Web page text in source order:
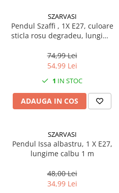
SZARVASI
Pendul Szaffi , 1X E27, culoare
sticla rosu degradeu, lungime
74,99 Lei
54,99 Lei
1 IN STOC
ADAUGA IN COS
SZARVASI
Pendul Issa albastru, 1 X E27,
lungime calbu 1 m
48,00 Lei
34,99 Lei